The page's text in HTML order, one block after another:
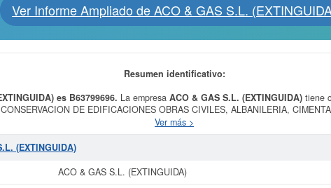
Ver Informe Ampliado de ACO & GAS S.L.
Resumen identificativo:
es B63799696. La empresa ACO & GAS S.L. (EXTINGUIDA)tiene
DE EDIFICACIONES OBRAS CIVILES, ALBANILERIA,
TIPO DE OBRAS, ETC y se dió del alta el día 17/03/2005. Esta empresa está
extracción de petróleo y gas natural. Dentro del Sistema Internacional de
(EXTINGUIDA)se encuentra en el SIC 13890000.
de empresa ha sido consultada 28 veces, la última consulta se ha producido
puede solicitar esta empresa las demás que estén relacionadas. La
de 3.100 a 60.000 €. Esta empresa figura inscrita en el Registro Mercantil de
Ver más >
(EXTINGUIDA)
ACO & GAS S.L. (EXTINGUIDA)